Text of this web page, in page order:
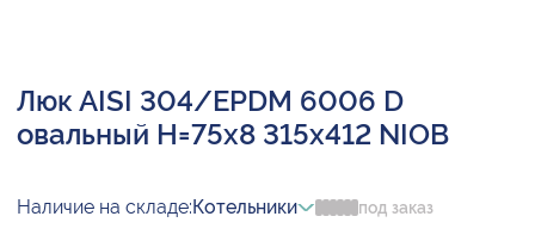
Люк AISI 304/EPDM 6006 D
овальный H=75х8 315х412 NIOB
Наличие на складе:Котельники под заказ